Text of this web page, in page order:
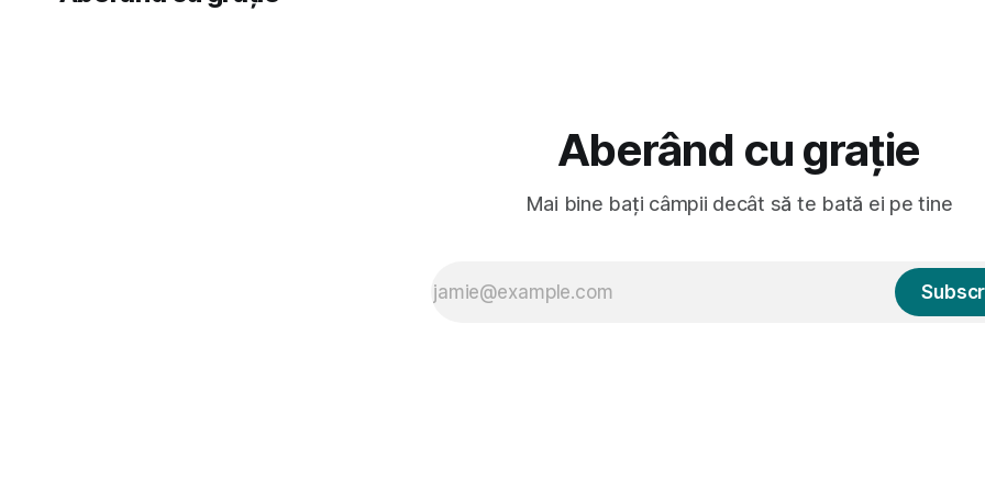
Aberând cu grație
Mai bine bați câmpii decât să te bată ei pe tine